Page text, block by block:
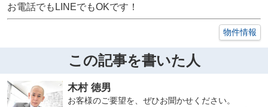
お電話でもLINEでもOKです！
物件情報
この記事を書いた人
木村 徳男
お客様のご要望を、ぜひお聞かせください。